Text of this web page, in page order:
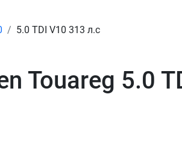
5.0 TDI V10 313 л.с
Touareg 5.0